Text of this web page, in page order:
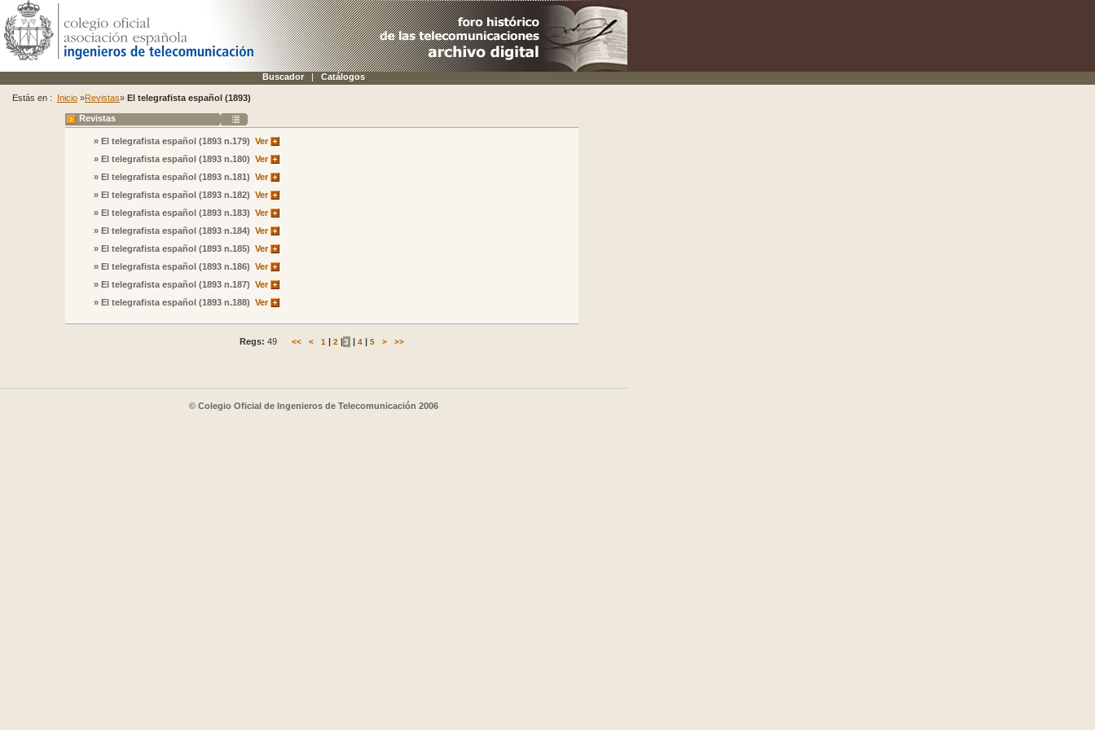
Buscador | Catálogos
Estás en : Inicio »Revistas» El telegrafista español (1893)
Revistas
» El telegrafista español (1893 n.179) Ver
» El telegrafista español (1893 n.180) Ver
» El telegrafista español (1893 n.181) Ver
» El telegrafista español (1893 n.182) Ver
» El telegrafista español (1893 n.183) Ver
» El telegrafista español (1893 n.184) Ver
» El telegrafista español (1893 n.185) Ver
» El telegrafista español (1893 n.186) Ver
» El telegrafista español (1893 n.187) Ver
» El telegrafista español (1893 n.188) Ver
Regs: 49 << < 1 | 2 |3 | 4 | 5 > >>
© Colegio Oficial de Ingenieros de Telecomunicación 2006